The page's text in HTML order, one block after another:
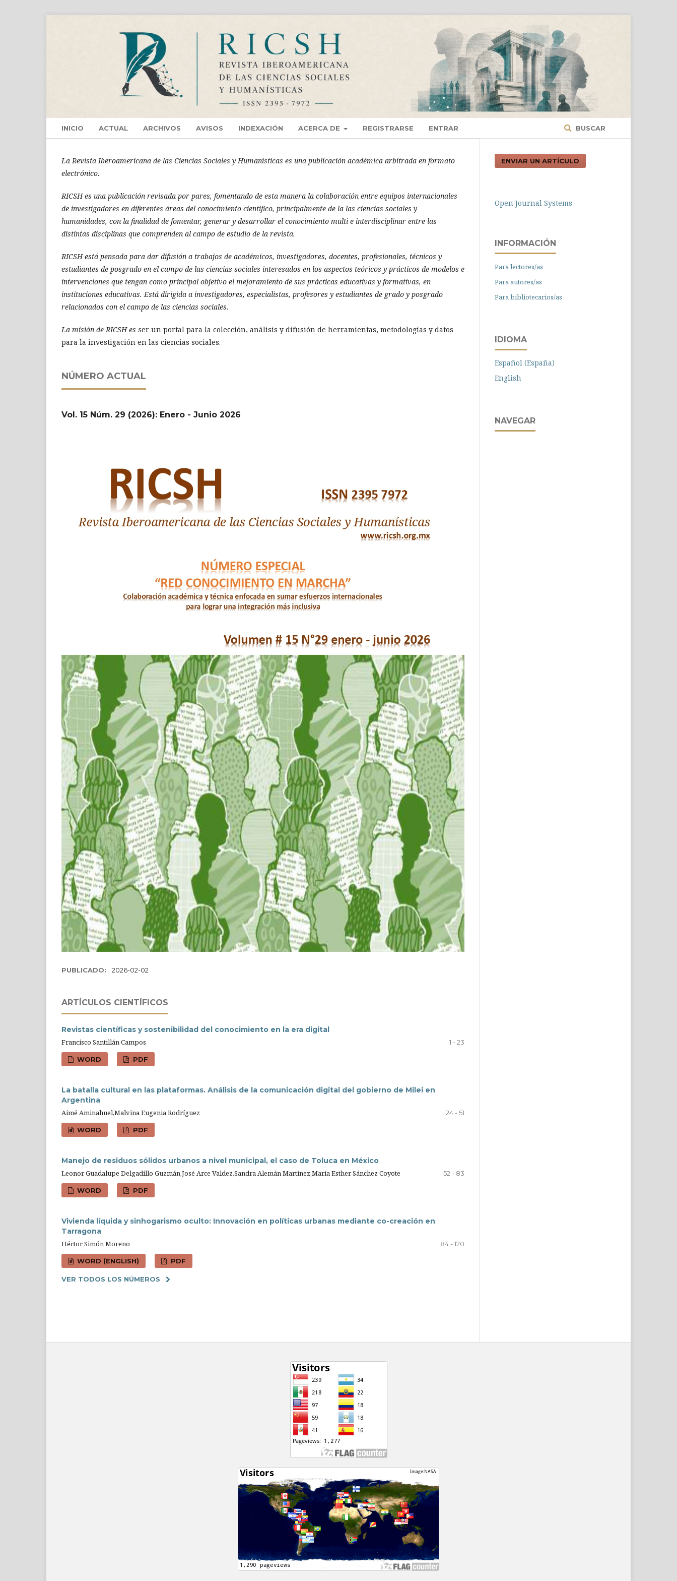
INICIO ACTUAL ARCHIVOS AVISOS INDEXACIÓN ACERCA DE REGISTRARSE ENTRAR BUSCAR
La Revista Iberoamericana de las Ciencias Sociales y Humanísticas es una publicación académica arbitrada en formato
electrónico.
RICSH es una publicación revisada por pares, fomentando de esta manera la colaboración entre equipos internacionales
de investigadores en diferentes áreas del conocimiento científico, principalmente de la las ciencias sociales y
humanidades, con la finalidad de fomentar, generar y desarrollar el conocimiento multi e interdisciplinar entre las
distintas disciplinas que comprenden al campo de estudio de la revista.
RICSH está pensada para dar difusión a trabajos de académicos, investigadores, docentes, profesionales, técnicos y
estudiantes de posgrado en el campo de las ciencias sociales interesados en los aspectos teóricos y prácticos de modelos e
intervenciones que tengan como principal objetivo el mejoramiento de sus prácticas educativas y formativas, en
instituciones educativas. Está dirigida a investigadores, especialistas, profesores y estudiantes de grado y posgrado
relacionados con el campo de las ciencias sociales.
La misión de RICSH es ser un portal para la colección, análisis y difusión de herramientas, metodologías y datos
para la investigación en las ciencias sociales.
NÚMERO ACTUAL
Vol. 15 Núm. 29 (2026): Enero - Junio 2026
PUBLICADO: 2026-02-02
ARTÍ­CULOS CIENTÍFICOS
Revistas científicas y sostenibilidad del conocimiento en la era digital
Francisco Santillán Campos
1 - 23
WORD PDF
La batalla cultural en las plataformas. Análisis de la comunicación digital del gobierno de Milei en
Argentina
Aimé Aminahuel,Malvina Eugenia Rodríguez
24 - 51
WORD PDF
Manejo de residuos sólidos urbanos a nivel municipal, el caso de Toluca en México
Leonor Guadalupe Delgadillo Guzmán,José Arce Valdez,Sandra Alemán Martínez,María Esther Sánchez Coyote
52 - 83
WORD PDF
Vivienda líquida y sinhogarismo oculto: Innovación en políticas urbanas mediante co-creación en
Tarragona
Héctor Simón Moreno
84 - 120
WORD (ENGLISH) PDF
VER TODOS LOS NÚMEROS
ENVIAR UN ARTÍCULO
Open Journal Systems
INFORMACIÓN
Para lectores/as
Para autores/as
Para bibliotecarios/as
IDIOMA
Español (España)
English
NAVEGAR